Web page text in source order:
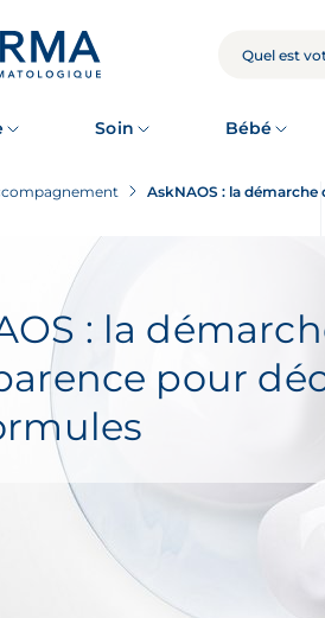
RECHERCHE
Soin Bébé
AskNAOS : la
: la
pour